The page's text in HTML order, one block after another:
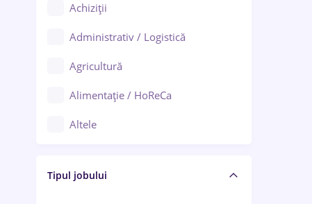
Galați (Galați)
Ploiești
Achiziții
Administrativ / Logistică
Agricultură
Alimentație / HoReCa
Altele
Asigurări
Tipul jobului